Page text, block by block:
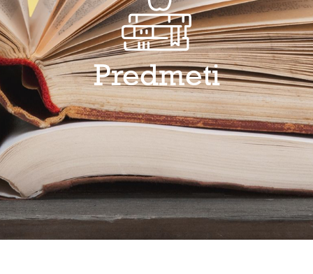
Predmeti